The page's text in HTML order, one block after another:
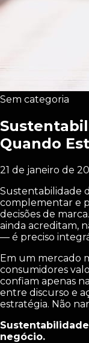
Sem categoria
Quando
21 de janeiro de
Sustentabilidade
complementar e
decisões de
ainda acreditam,
— é preciso
Em um mercado
consumidores
confiam apenas
entre discurso e
estratégia. Não
negócio.